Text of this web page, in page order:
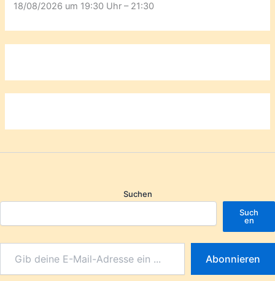
18/08/2026 um 19:30 Uhr – 21:30
Suchen
Such
en
Abonnieren